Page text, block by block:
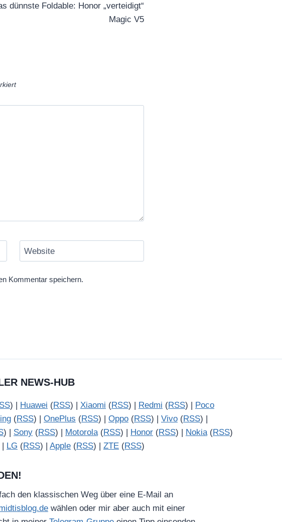
dünnste Foldable: Honor „verteidigt“
Magic V5
Website
Kommentar speichern.
NEWS-HUB
) | Huawei (RSS) | Xiaomi (RSS) | Redmi (RSS) | Poco
(RSS) | OnePlus (RSS) | Oppo (RSS) | Vivo (RSS) |
) | Sony (RSS) | Motorola(RSS) | Honor (RSS) | Nokia(RSS)
LG (RSS) | Apple (RSS) | ZTE (RSS)
den klassischen Weg über eine E-Mail an
wählen oder mir aber auch mit einer